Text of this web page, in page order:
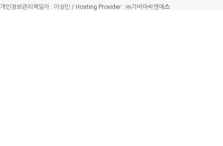
개인정보관리책임자 : 이성민 / Hosting Provider : ㈜가비아씨엔에 스